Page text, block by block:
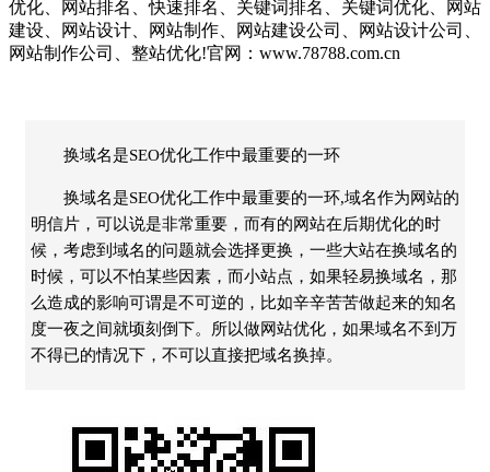
优化、网站排名、快速排名、关键词排名、关键词优化、网站
建设、网站设计、网站制作、网站建设公司、网站设计公司、
网站制作公司、整站优化!官网：www.78788.com.cn
换域名是SEO优化工作中最重要的一环
换域名是SEO优化工作中最重要的一环,域名作为网站的
明信片，可以说是非常重要，而有的网站在后期优化的时
候，考虑到域名的问题就会选择更换，一些大站在换域名的
时候，可以不怕某些因素，而小站点，如果轻易换域名，那
么造成的影响可谓是不可逆的，比如辛辛苦苦做起来的知名
度一夜之间就顷刻倒下。所以做网站优化，如果域名不到万
不得已的情况下，不可以直接把域名换掉。